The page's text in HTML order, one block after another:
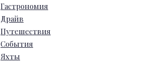
Гастрономия
Драйв
Путешествия
События
Яхты